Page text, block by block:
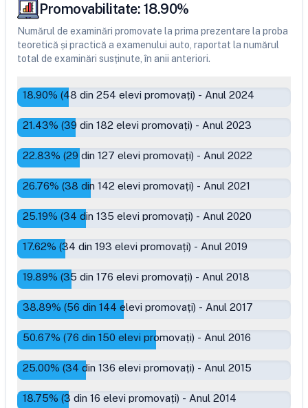
Promovabilitate: 18.90%
Numărul de examinări promovate la prima prezentare la proba
teoretică și practică a examenului auto, raportat la numărul
total de examinări susținute, în anii anteriori.
18.90% (48 din 254 elevi promovați) - Anul 2024
21.43% (39 din 182 elevi promovați) - Anul 2023
22.83% (29 din 127 elevi promovați) - Anul 2022
26.76% (38 din 142 elevi promovați) - Anul 2021
25.19% (34 din 135 elevi promovați) - Anul 2020
17.62% (34 din 193 elevi promovați) - Anul 2019
19.89% (35 din 176 elevi promovați) - Anul 2018
38.89% (56 din 144 elevi promovați) - Anul 2017
50.67% (76 din 150 elevi promovați) - Anul 2016
25.00% (34 din 136 elevi promovați) - Anul 2015
18.75% (3 din 16 elevi promovați) - Anul 2014